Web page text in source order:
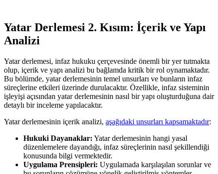
Yatar ⁢Derlemesi 2. Kısım: İçerik ve Yapı
Analizi
Yatar derlemesi, infaz hukuku çerçevesinde önemli bir ​yer tutmakta⁣
olup, içerik ve yapı analizi bu bağlamda kritik bir​ rol ‍oynamaktadır.
Bu bölümde, yatar derlemesinin temel ⁣unsurları ve bunların infaz
süreçlerine etkileri üzerinde durulacaktır. Özellikle,⁣ infaz sisteminin
işleyişi ⁣açısından ‌yatar derlemesinin⁣ nasıl bir​ yapı ​oluşturduğuna dair
detaylı bir inceleme yapılacaktır.
Yatar derlemesinin içerik⁣ analizi, aşağıdaki unsurları kapsamaktadır:
Hukuki Dayanaklar: Yatar derlemesinin hangi yasal
düzenlemelere dayandığı,⁢ infaz süreçlerinin nasıl şekillendiği
konusunda bilgi vermektedir.
Uygulama Prensipleri: Uygulamada karşılaşılan sorunlar ve